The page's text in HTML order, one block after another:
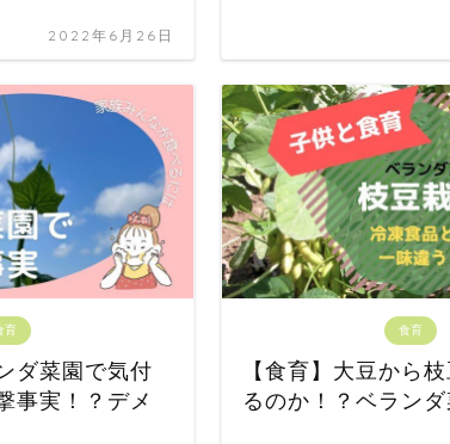
2022年6月26日
育
ダ菜園で気付
事実！？デメ
食育
【食育】大豆から
るのか！？ベランダ